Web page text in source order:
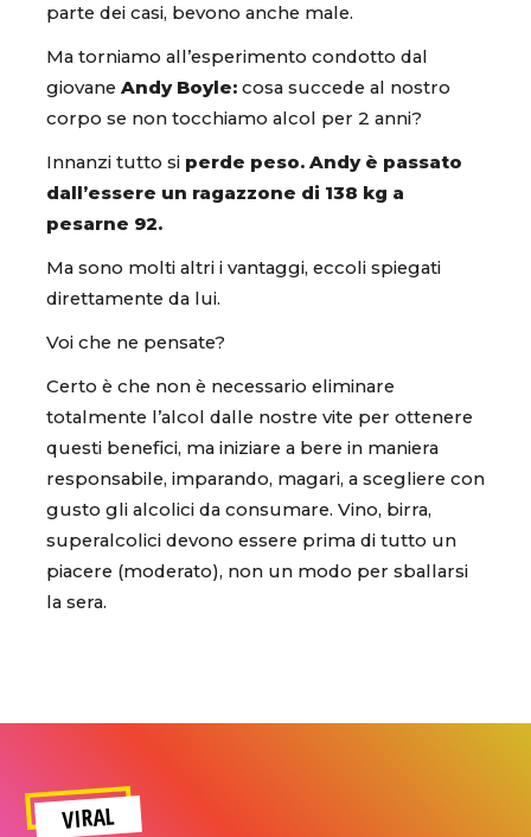
parte dei casi, bevono anche male.
Ma torniamo all’esperimento condotto dal
giovane Andy Boyle: cosa succede al nostro
corpo se non tocchiamo alcol per 2 anni?
Innanzi tutto si perde peso. Andy è passato
dall’essere un ragazzone di 138 kg a
pesarne 92.
Ma sono molti altri i vantaggi, eccoli spiegati
direttamente da lui.
Voi che ne pensate?
Certo è che non è necessario eliminare
totalmente l’alcol dalle nostre vite per ottenere
questi benefici, ma iniziare a bere in maniera
responsabile, imparando, magari, a scegliere con
gusto gli alcolici da consumare. Vino, birra,
superalcolici devono essere prima di tutto un
piacere (moderato), non un modo per sballarsi
la sera.
VIRAL